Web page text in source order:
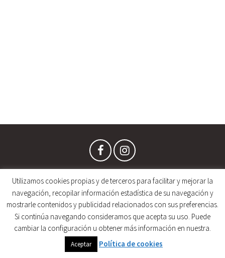
Copyright © 2019 VETranking.com • España
Aviso legal
Politica de Privacidad Cookies
Utilizamos cookies propias y de terceros para facilitar y mejorar la
navegación, recopilar información estadística de su navegación y
mostrarle contenidos y publicidad relacionados con sus preferencias.
Si continúa navegando consideramos que acepta su uso. Puede
cambiar la configuración u obtener más información en nuestra.
Aceptar Política de cookies